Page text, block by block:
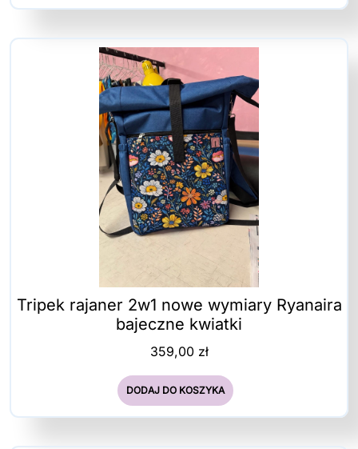
Tripek rajaner 2w1 nowe wymiary Ryanaira
bajeczne kwiatki
359,00 zł
DODAJ DO KOSZYKA